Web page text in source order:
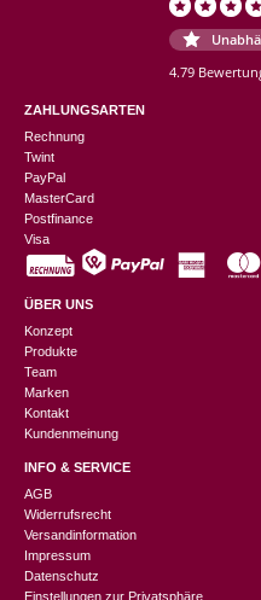
4.79
ZAHLUNGSARTEN
Rechnung
Twint
PayPal
MasterCard
Postfinance
Visa
ÜBER UNS
Konzept
Produkte
Team
Marken
Kontakt
Kundenmeinung
INFO & SERVICE
AGB
Widerrufsrecht
Versandinformation
Impressum
Datenschutz
Einstellungen zur Privatsphäre